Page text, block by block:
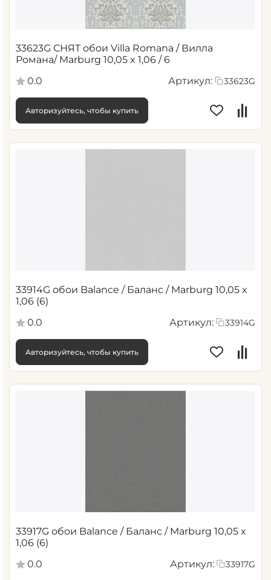
33623G СНЯТ обои Villa Romana / Вилла
Романа/ Marburg 10,05 x 1,06 / 6
0.0
Артикул: 33623G
Авторизуйтесь, чтобы купить
33914G обои Balance / Баланс / Marburg 10,05 x
1,06 (6)
0.0
Артикул: 33914G
Авторизуйтесь, чтобы купить
33917G обои Balance / Баланс / Marburg 10,05 x
1,06 (6)
0.0
Артикул: 33917G